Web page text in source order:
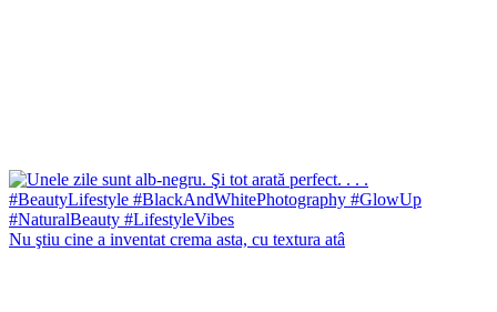
Nu ştiu cine a inventat crema asta, cu textura atâ